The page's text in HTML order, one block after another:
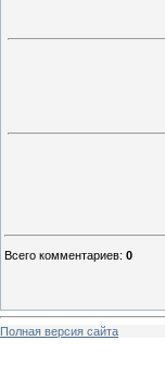
Всего комментариев: 0
Полная версия сайта